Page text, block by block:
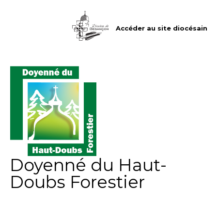
Accéder au site diocésain
Doyenné du Haut-
Doubs Forestier